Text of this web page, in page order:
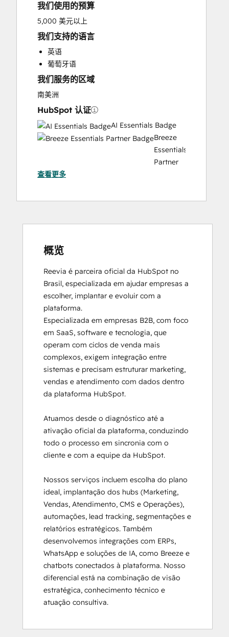
HubSpot Onboarding
Knowledge Base Development
Programmable Automation
Sales and Marketing Alignment
我们使用的预算
5,000 美元以上
我们支持的语言
英语
葡萄牙语
我们服务的区域
南美洲
HubSpot 认证
AI Essentials Badge
Breeze
Essentials
Partner
Implementation
Partners
Certification
HubSpot
Partner
Inbound Marketing
Service Hub
Software
查看更多
概览
Reevia é parceira oficial da HubSpot no
Brasil, especializada em ajudar empresas a
escolher, implantar e evoluir com a
plataforma.
Especializada em empresas B2B, com foco
em SaaS, software e tecnologia, que
operam com ciclos de venda mais
complexos, exigem integração entre
sistemas e precisam estruturar marketing,
vendas e atendimento com dados dentro
da plataforma HubSpot.
Atuamos desde o diagnóstico até a
ativação oficial da plataforma, conduzindo
todo o processo em sincronia com o
cliente e com a equipe da HubSpot.
Nossos serviços incluem escolha do plano
ideal, implantação dos hubs (Marketing,
Vendas, Atendimento, CMS e Operações),
automações, lead tracking, segmentações e
relatórios estratégicos. Também
desenvolvemos integrações com ERPs,
WhatsApp e soluções de IA, como Breeze e
chatbots conectados à plataforma. Nosso
diferencial está na combinação de visão
estratégica, conhecimento técnico e
atuação consultiva.